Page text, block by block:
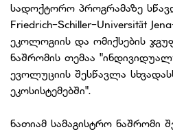
სადოქტორო პროგრამაზე
Friedrich-Schiller-Universität
ეკოლოგიის და ომიქსების
ნაშრომის თემაა
ევოლუციის შესწავლა
ეკოსისტემებში".
ნათიამ სამაგისტრო ნაშრომი